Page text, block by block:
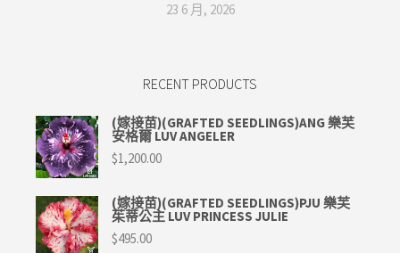
23 6 月, 2026
RECENT PRODUCTS
(嫁接苗)(GRAFTED SEEDLINGS)ANG 樂芙
安格爾 LUV ANGELER
$1,200.00
(嫁接苗)(GRAFTED SEEDLINGS)PJU 樂芙
茱蒂公主 LUV PRINCESS JULIE
$495.00